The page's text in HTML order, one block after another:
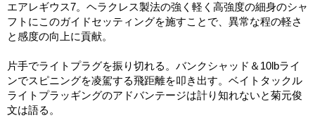
エアレギウス7。ヘラクレス製法の強く軽く高強度の細身のシャ
フトにこのガイドセッティングを施すことで、異常な程の軽さ
と感度の向上に貢献。
片手でライトプラグを振り切れる。バンクシャッド＆10lbライ
ンでスピニングを凌駕する飛距離を叩き出す。ベイトタックル
ライトプラッギングのアドバンテージは計り知れないと菊元俊
文は語る。